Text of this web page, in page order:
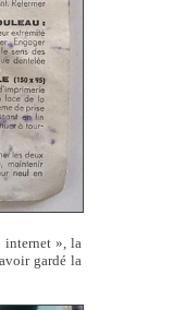
internet », la
gardé la